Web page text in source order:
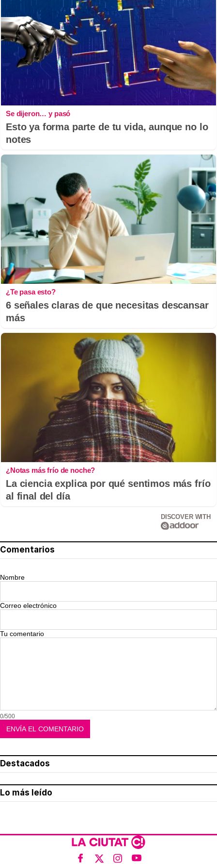
Se dijeron… y pasó
Esto ya forma parte de tu vida, aunque no lo
notes
¿Te pasa esto?
6 señales claras de que necesitas descansar
más
¿Notas más frío de noche?
La ciencia explica por qué sentimos más frío
al final del día
DISCOVER WITH
Comentarios
Nombre
Correo electrónico
Tu comentario
0/500
Destacados
Lo más leído